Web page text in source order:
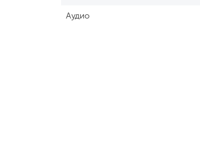
Аудио